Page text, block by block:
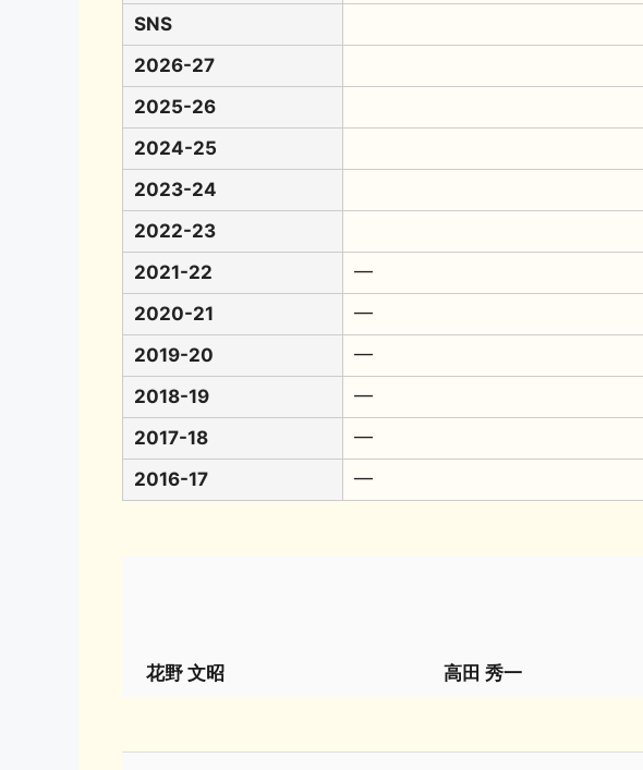
SNS
2026-27
2025-26
2024-25
2023-24
2022-23
2021-22
━
2020-21
━
2019-20
━
2018-19
━
2017-18
━
2016-17
━
花野 文昭 高田 秀一